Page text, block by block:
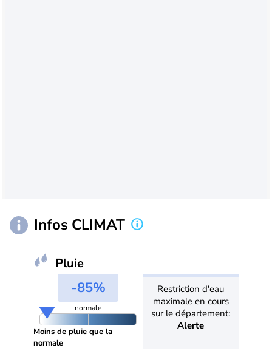
Infos CLIMAT
Pluie
-85%
normale
Moins de pluie que la
normale
Restriction d'eau
maximale en cours
sur le département:
Alerte